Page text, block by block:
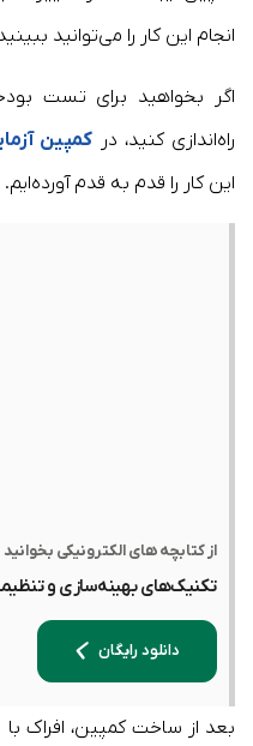
انجام این کار را می‌توانید
اگر بخواهید برای تست
راه‌اندازی کنید، در کمپین
این کار را قدم به قدم آورده‎‌ایم.
از کتابچه های الکترونیکی بخوانید
تکنیک‌های بهینه‌سازی و
دانلود رایگان
بعد از ساخت کمپین، افراک با